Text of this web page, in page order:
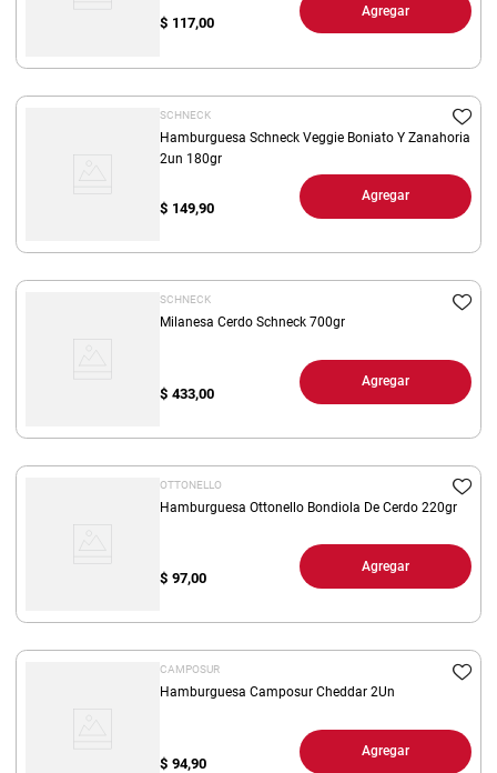
$ 117,00
Agregar
SCHNECK
Hamburguesa Schneck Veggie Boniato Y Zanahoria
2un 180gr
$ 149,90
Agregar
SCHNECK
Milanesa Cerdo Schneck 700gr
$ 433,00
Agregar
OTTONELLO
Hamburguesa Ottonello Bondiola De Cerdo 220gr
$ 97,00
Agregar
CAMPOSUR
Hamburguesa Camposur Cheddar 2Un
$ 94,90
Agregar